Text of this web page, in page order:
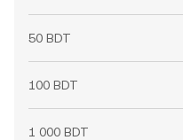
50 BDT
100 BDT
1 000 BDT